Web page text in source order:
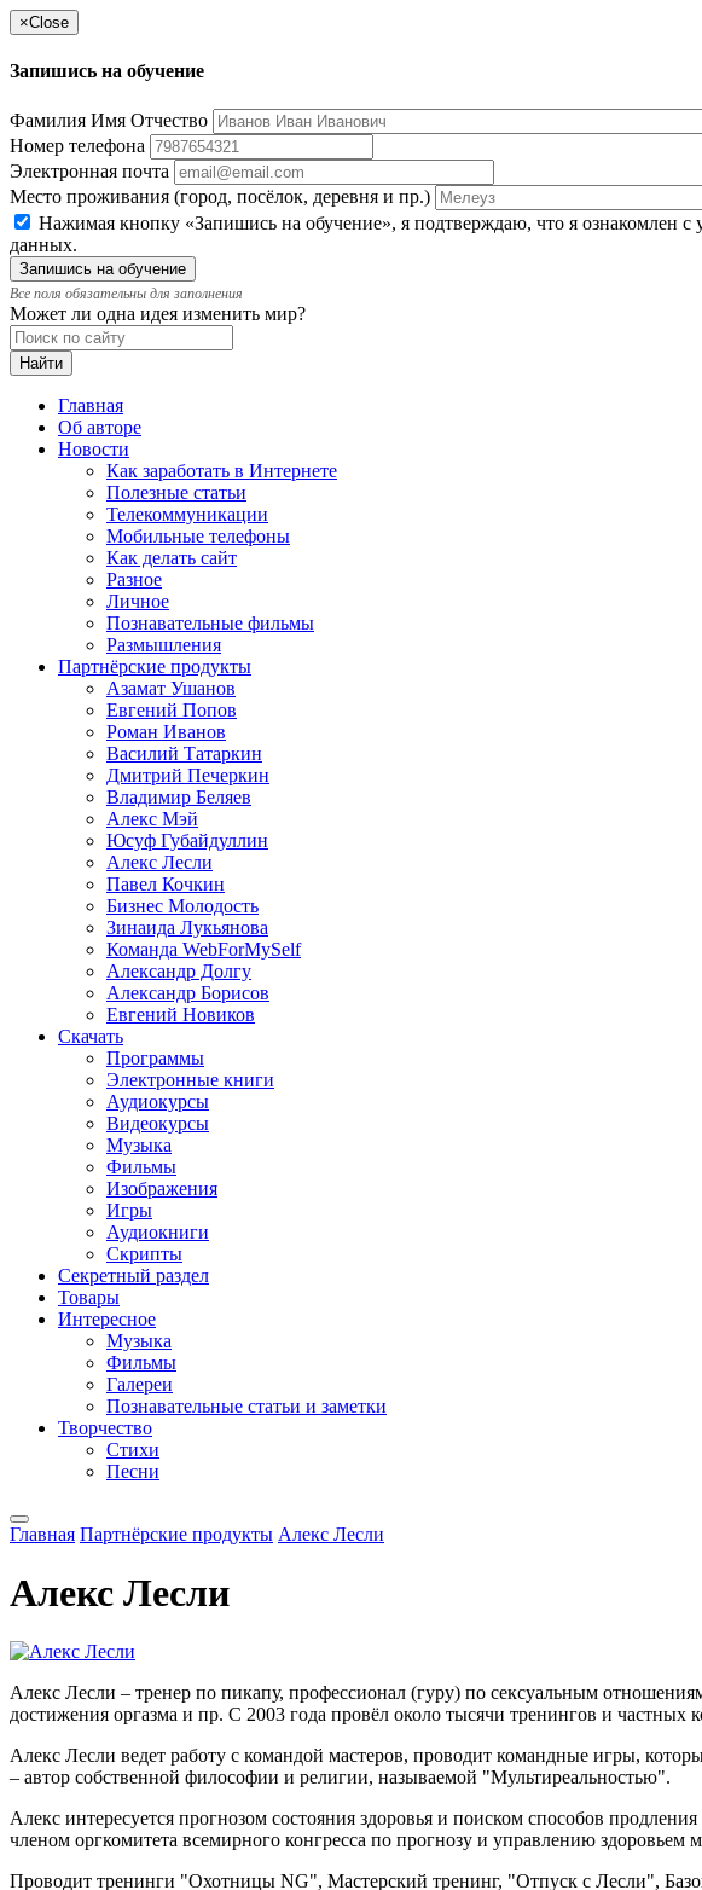
×Close
Запишись на обучение
Фамилия Имя Отчество
Номер телефона
Электронная почта
Место проживания (город, посёлок, деревня и пр.)
Нажимая кнопку «Запишись на обучение», я подтверждаю, что я ознакомлен с
данных.
Все поля обязательны для заполнения
Может ли одна идея изменить мир?
Главная
Об авторе
Новости
Как заработать в Интернете
Полезные статьи
Телекоммуникации
Мобильные телефоны
Как делать сайт
Разное
Личное
Познавательные фильмы
Размышления
Партнёрские продукты
Азамат Ушанов
Евгений Попов
Роман Иванов
Василий Татаркин
Дмитрий Печеркин
Владимир Беляев
Алекс Мэй
Юсуф Губайдуллин
Алекс Лесли
Павел Кочкин
Бизнес Молодость
Зинаида Лукьянова
Команда WebForMySelf
Александр Долгу
Александр Борисов
Евгений Новиков
Скачать
Программы
Электронные книги
Аудиокурсы
Видеокурсы
Музыка
Фильмы
Изображения
Игры
Аудиокниги
Скрипты
Секретный раздел
Товары
Интересное
Музыка
Фильмы
Галереи
Познавательные статьи и заметки
Творчество
Стихи
Песни
Главная Партнёрские продукты Алекс Лесли
Алекс Лесли
Алекс Лесли – тренер по пикапу, профессионал (гуру) по сексуальным
достижения оргазма и пр. С 2003 года провёл около тысячи тренингов и
Алекс Лесли ведет работу с командой мастеров, проводит командные игры,
– автор собственной философии и религии, называемой "Мультиреальностью".
Алекс интересуется прогнозом состояния здоровья и поиском способов
членом оргкомитета всемирного конгресса по прогнозу и управлению здоровьем
Проводит тренинги "Охотницы NG", Мастерский тренинг, "Отпуск с Лесли",